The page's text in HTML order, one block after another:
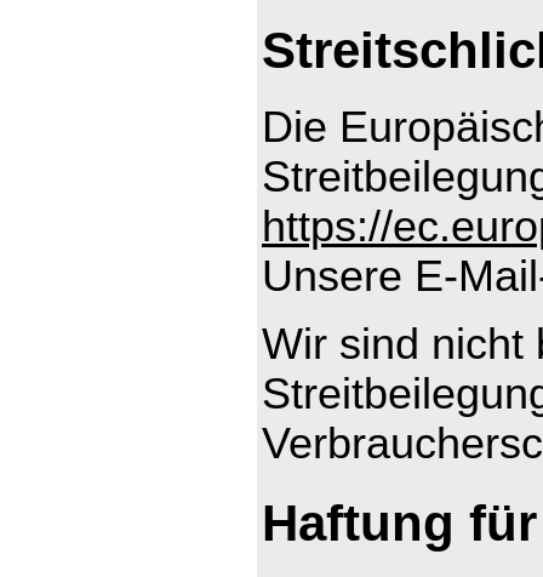
Die
https://
Unsere E-
Wir sind nicht
Haftung